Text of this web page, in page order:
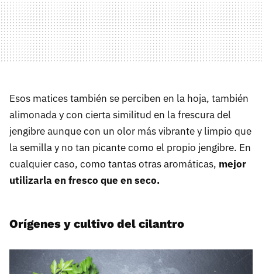
Esos matices también se perciben en la hoja, también
alimonada y con cierta similitud en la frescura del
jengibre aunque con un olor más vibrante y limpio que
la semilla y no tan picante como el propio jengibre. En
cualquier caso, como tantas otras aromáticas, mejor
utilizarla en fresco que en seco.
Orígenes y cultivo del cilantro